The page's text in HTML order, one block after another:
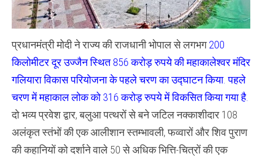
प्रधानमंत्री मोदी ने राज्य की राजधानी भोपाल से लगभग200
किलोमीटर दूर उज्जैन स्थित 856 करोड़ रुपये की महाकालेश्वर मंदिर
गलियारा विकास परियोजना के पहले चरण का उद्घाटन किया. पहले
चरण में महाकाल लोक को 316 करोड़ रुपये में विकसित किया गया है.
दो भव्य प्रवेश द्वार, बलुआ पत्थरों से बने जटिल नक्काशीदार 108
अलंकृत स्तंभों की एक आलीशान स्तम्भावली, फव्वारों और शिव पुराण
की कहानियों को दर्शाने वाले 50 से अधिक भित्ति-चित्रों की एक